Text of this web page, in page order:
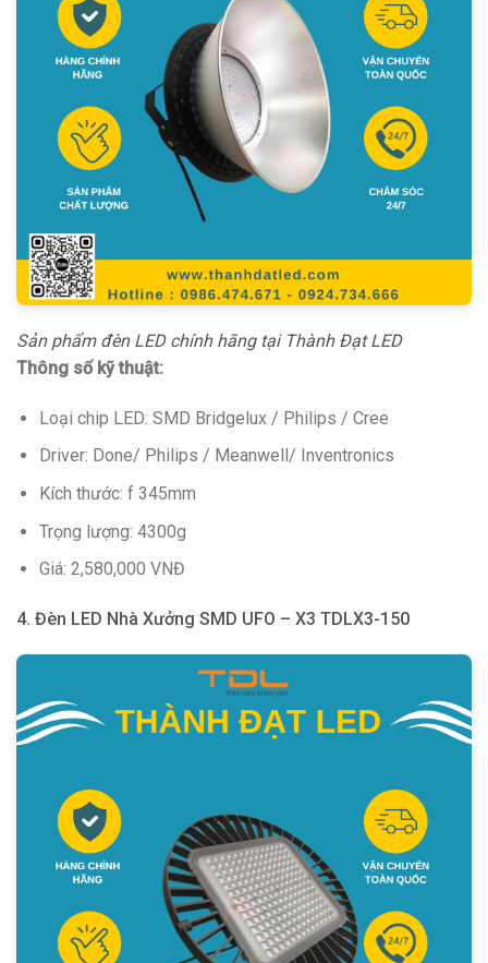
Sản phẩm đèn LED chính hãng tại Thành Đạt LED
Thông số kỹ thuật:
Loại chip LED: SMD Bridgelux / Philips / Cree
Driver: Done/ Philips / Meanwell/ Inventronics
Kích thước: f 345mm
Trọng lượng: 4300g
Giá: 2,580,000 VNĐ
4. Đèn LED Nhà Xưởng SMD UFO – X3 TDLX3-150